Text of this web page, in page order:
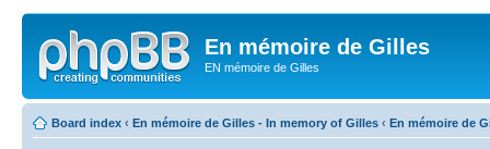
En mémoire de Gilles
EN mémoire de Gilles
Board index ‹ En mémoire de Gilles - In memory of Gilles ‹ En mémoire de